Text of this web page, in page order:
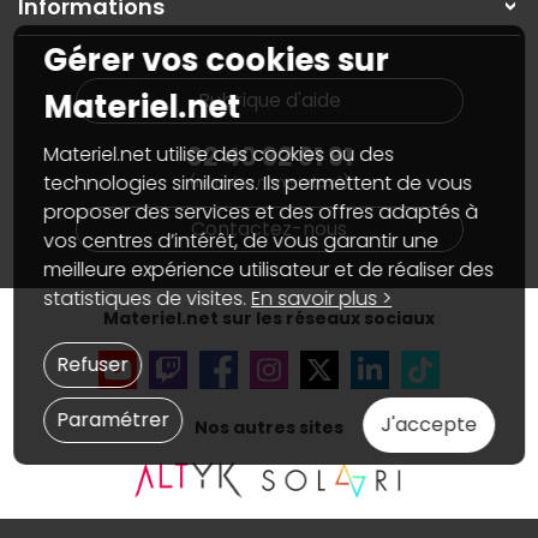
Informations
Guides d'achats et tutoriels
On rachète votre carte graphique
PC sur mesure : Votre RDV personnalisé
Notre démarche écologique
Materiel.net recrute
Notre programme d'affiliation
Partenariat & Sponsoring
Informations
Plan du site
Nos marques
Conditions générales de vente
Informations légales
Données personnellesetcookies
Gérer vos cookies
Accessibilité : non conforme
Rubrique d'aide
02 40 92 91 91
(numéro non surtaxé)
Contactez-nous
Materiel.net sur les réseaux sociaux
Nos autres sites
Gérer vos cookies sur
Materiel.net
Materiel.net utilise des cookies ou des
technologies similaires. Ils permettent de vous
proposer des services et des offres adaptés à
vos centres d’intérêt, de vous garantir une
meilleure expérience utilisateur et de réaliser des
statistiques de visites.En savoir plus >
J'accepte
Paramétrer
Refuser